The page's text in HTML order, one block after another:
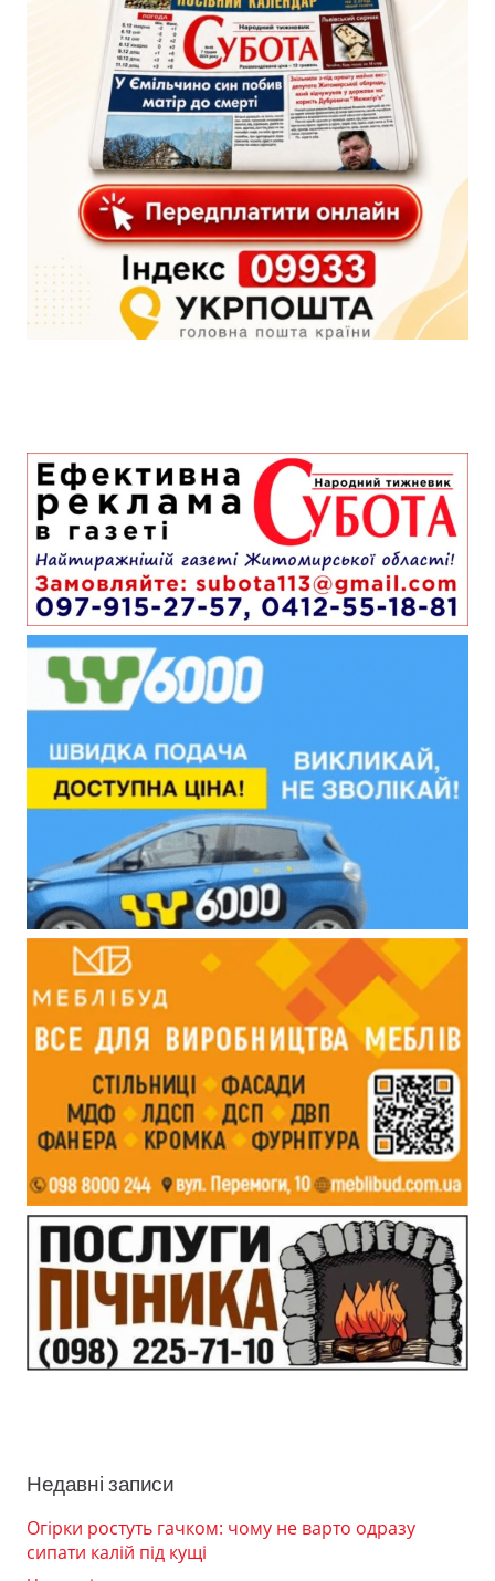
Недавні записи
Огірки ростуть гачком: чому не варто одразу
сипати калій під кущі